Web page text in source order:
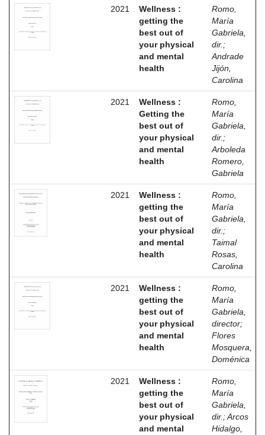
2021
Wellness :
getting the
best out of
your physical
and mental
health
Romo,
María
Gabriela,
dir. ;
Andrade
Jijón,
Carolina
2021
Wellness :
Getting the
best out of
your physical
and mental
health
Romo,
María
Gabriela,
dir. ;
Arboleda
Romero,
Gabriela
2021
Wellness :
getting the
best out of
your physical
and mental
health
Romo,
María
Gabriela,
dir. ;
Taimal
Rosas,
Carolina
2021
Wellness :
getting the
best out of
your physical
and mental
health
Romo,
María
Gabriela,
director;
Flores
Mosquera,
Doménica
2021
Wellness :
getting the
best out of
your physical
and mental
Romo,
María
Gabriela,
dir. ;Arcos
Hidalgo,